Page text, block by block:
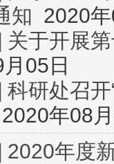
知 2020
关于开展
05日
科研处召
2020年08
2020年度